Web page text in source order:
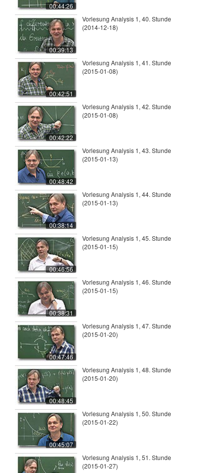
00:44:26
00:39:13
Vorlesung Analysis 1, 40. Stunde
(2014-12-18)
00:42:51
Vorlesung Analysis 1, 41. Stunde
(2015-01-08)
00:42:22
Vorlesung Analysis 1, 42. Stunde
(2015-01-08)
00:48:42
Vorlesung Analysis 1, 43. Stunde
(2015-01-13)
00:38:14
Vorlesung Analysis 1, 44. Stunde
(2015-01-13)
00:46:56
Vorlesung Analysis 1, 45. Stunde
(2015-01-15)
00:38:31
Vorlesung Analysis 1, 46. Stunde
(2015-01-15)
00:47:46
Vorlesung Analysis 1, 47. Stunde
(2015-01-20)
00:48:45
Vorlesung Analysis 1, 48. Stunde
(2015-01-20)
00:45:07
Vorlesung Analysis 1, 50. Stunde
(2015-01-22)
Vorlesung Analysis 1, 51. Stunde
(2015-01-27)